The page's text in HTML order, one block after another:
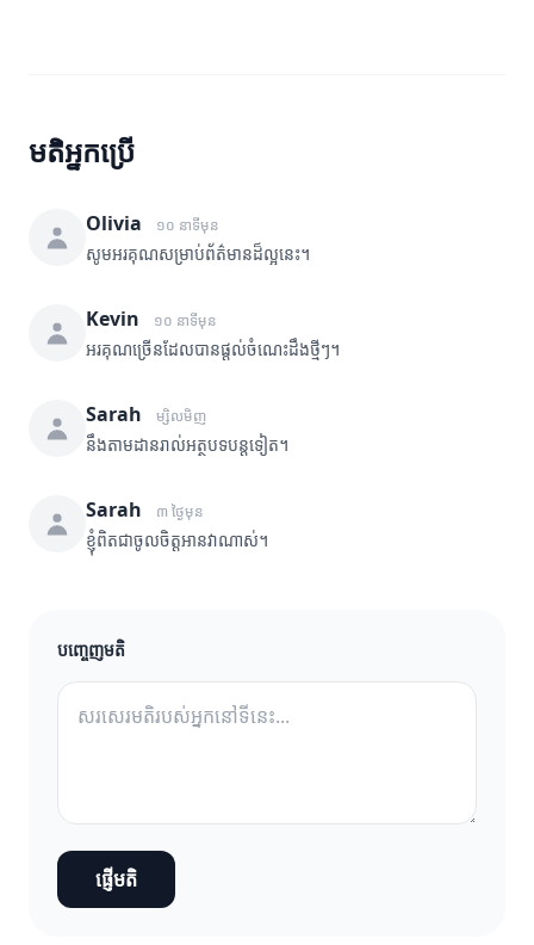
មតិអ្នកប្រើ
Olivia ១០ នាទីមុន
សូមអរគុណសម្រាប់ព័ត៌មានដ៏ល្អនេះ។
Kevin ១០ នាទីមុន
អរគុណច្រើនដែលបានផ្តល់ចំណេះដឹងថ្មីៗ។
Sarah ម្សិលមិញ
នឹងតាមដានរាល់អត្ថបទបន្តទៀត។
Sarah ៣ ថ្ងៃមុន
ខ្ញុំពិតជាចូលចិត្តអានវាណាស់។
បញ្ចេញមតិ
ផ្ញើមតិ